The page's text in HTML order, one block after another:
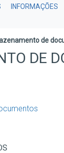
INFORMAÇÕES
de
DE